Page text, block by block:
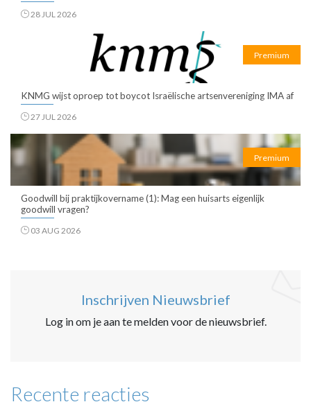
28 JUL 2026
Premium
KNMG wijst oproep tot boycot Israëlische artsenvereniging IMA af
27 JUL 2026
Premium
Goodwill bij praktijkovername (1): Mag een huisarts eigenlijk
goodwill vragen?
03 AUG 2026
Inschrijven Nieuwsbrief
Log in om je aan te melden voor de nieuwsbrief.
Recente reacties